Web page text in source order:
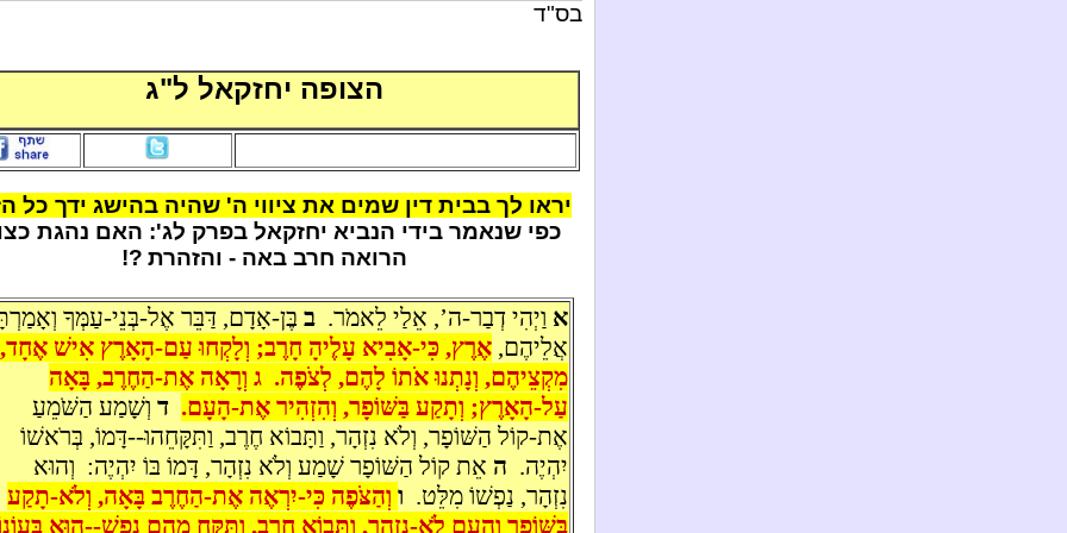
בס"ד
הצופה יחזקאל ל"ג
יראו לך בבית דין שמים את ציווי ה' שהיה בהישג ידך כל
כפי שנאמר בידי הנביא יחזקאל בפרק לג': האם נהגת
הרואה חרב באה - והזהרת ?!
א וַיְהִי דְבַר-ה’, אֵלַי לֵאמֹר.ב בֶּן-אָדָם, דַּבֵּר אֶל-בְּנֵי-עַמְּךָ
אֲלֵיהֶם,אֶרֶץ, כִּי-אָבִיא עָלֶיהָ חָרֶב; וְלָקְחוּ עַם-הָאָרֶץ אִישׁ אֶחָד,
מִקְצֵיהֶם, וְנָתְנוּ אֹתוֹ לָהֶם, לְצֹפֶה. ג וְרָאָה אֶת-הַחֶרֶב, בָּאָה
עַל-הָאָרֶץ; וְתָקַע בַּשּׁוֹפָר, וְהִזְהִיר אֶת-הָעָם. ד וְשָׁמַע הַשֹּׁמֵעַ
אֶת-קוֹל הַשּׁוֹפָר, וְלֹא נִזְהָר, וַתָּבוֹא חֶרֶב, וַתִּקָּחֵהוּ--דָּמוֹ, בְּרֹאשׁוֹ
יִהְיֶה. ה אֵת קוֹל הַשּׁוֹפָר שָׁמַע וְלֹא נִזְהָר, דָּמוֹ בּוֹ יִהְיֶה: וְהוּא
נִזְהָר, נַפְשׁוֹ מִלֵּט. ו וְהַצֹּפֶה כִּי-יִרְאֶה אֶת-הַחֶרֶב בָּאָה, וְלֹא-תָקַע
בַּשּׁוֹפָר וְהָעָם לֹא-נִזְהָר, וַתָּבוֹא חֶרֶב, וַתִּקַּח מֵהֶם נָפֶשׁ--הוּא